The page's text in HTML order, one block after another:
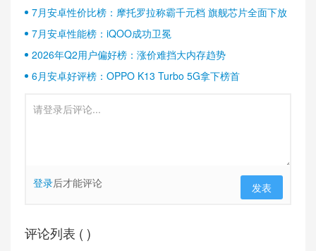
半壁江山
7月安卓性价比榜：摩托罗拉称霸千元档 旗舰芯片全面下放
7月安卓性能榜：iQOO成功卫冕
2026年Q2用户偏好榜：涨价难挡大内存趋势
6月安卓好评榜：OPPO K13 Turbo 5G拿下榜首
登录后才能评论 发表
评论列表 ( )